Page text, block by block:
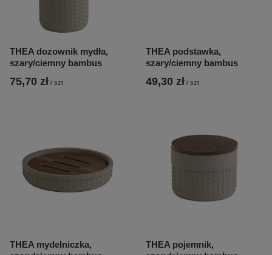
THEA dozownik mydła,
szary/ciemny bambus
75,70 zł / szt.
THEA podstawka,
szary/ciemny bambus
49,30 zł / szt.
THEA mydelniczka,
THEA pojemnik,